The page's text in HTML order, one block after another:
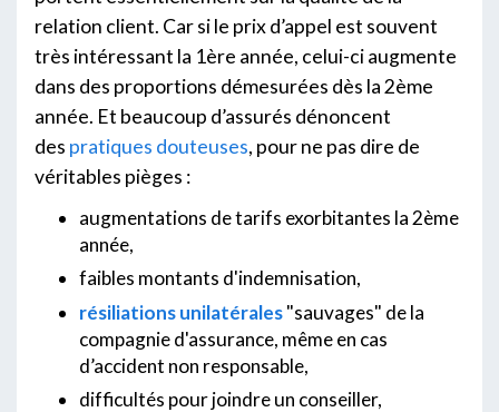
relation client. Car si le prix d’appel est souvent
très intéressant la 1ère année, celui-ci augmente
dans des proportions démesurées dès la 2ème
année. Et beaucoup d’assurés dénoncent
des pratiques douteuses, pour ne pas dire de
véritables pièges :
augmentations de tarifs exorbitantes la 2ème
année,
faibles montants d'indemnisation,
résiliations unilatérales"sauvages" de la
compagnie d'assurance, même en cas
d’accident non responsable,
difficultés pour joindre un conseiller,